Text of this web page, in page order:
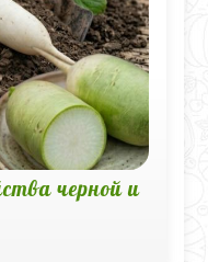
черной и